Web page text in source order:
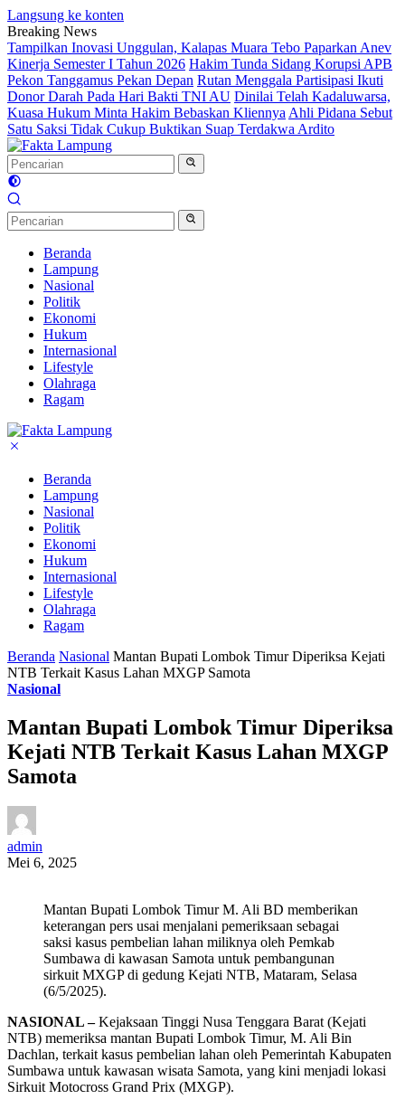
Langsung ke konten
Breaking News
Tampilkan Inovasi Unggulan, Kalapas Muara Tebo Paparkan Anev
Kinerja Semester I Tahun 2026 Hakim Tunda Sidang Korupsi APB
Pekon Tanggamus Pekan Depan Rutan Menggala Partisipasi Ikuti
Donor Darah Pada Hari Bakti TNI AU Dinilai Telah Kadaluwarsa,
Kuasa Hukum Minta Hakim Bebaskan Kliennya Ahli Pidana Sebut
Satu Saksi Tidak Cukup Buktikan Suap Terdakwa Ardito
Beranda
Lampung
Nasional
Politik
Ekonomi
Hukum
Internasional
Lifestyle
Olahraga
Ragam
Beranda
Lampung
Nasional
Politik
Ekonomi
Hukum
Internasional
Lifestyle
Olahraga
Ragam
Beranda Nasional Mantan Bupati Lombok Timur Diperiksa Kejati
NTB Terkait Kasus Lahan MXGP Samota
Nasional
Mantan Bupati Lombok Timur Diperiksa
Kejati NTB Terkait Kasus Lahan MXGP
Samota
admin
Mei 6, 2025
Mantan Bupati Lombok Timur M. Ali BD memberikan
keterangan pers usai menjalani pemeriksaan sebagai
saksi kasus pembelian lahan miliknya oleh Pemkab
Sumbawa di kawasan Samota untuk pembangunan
sirkuit MXGP di gedung Kejati NTB, Mataram, Selasa
(6/5/2025).
NASIONAL –Kejaksaan Tinggi Nusa Tenggara Barat (Kejati
NTB) memeriksa mantan Bupati Lombok Timur, M. Ali Bin
Dachlan, terkait kasus pembelian lahan oleh Pemerintah Kabupaten
Sumbawa untuk kawasan wisata Samota, yang kini menjadi lokasi
Sirkuit Motocross Grand Prix (MXGP).